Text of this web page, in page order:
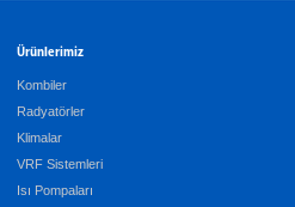
Ürünlerimiz
Kombiler
Radyatörler
Klimalar
VRF Sistemleri
Isı Pompaları